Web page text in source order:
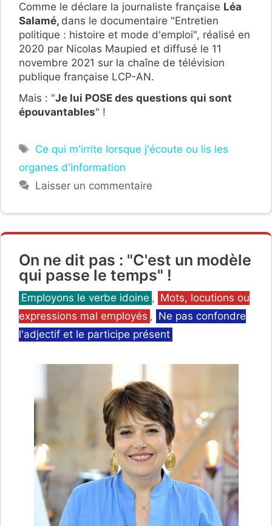
Comme le déclare la journaliste française Léa
Salamé, dans le documentaire "Entretien
politique : histoire et mode d'emploi", réalisé en
2020 par Nicolas Maupied et diffusé le 11
novembre 2021 sur la chaîne de télévision
publique française LCP-AN.
Mais : "Je lui POSE des questions qui sont
épouvantables" !
Étiquettes
Ce qui m'irrite lorsque j'écoute ou lis les
organes d'information
Laisser un commentaire
On ne dit pas : "C'est un modèle
qui passe le temps" !
Catégories
Employons le verbe idoine , Mots, locutions ou
expressions mal employés , Ne pas confondre
l'adjectif et le participe présent